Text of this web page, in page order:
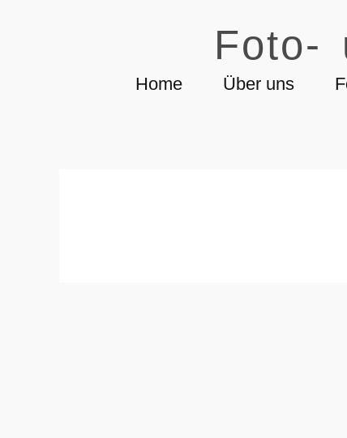
Foto-
Home Über uns